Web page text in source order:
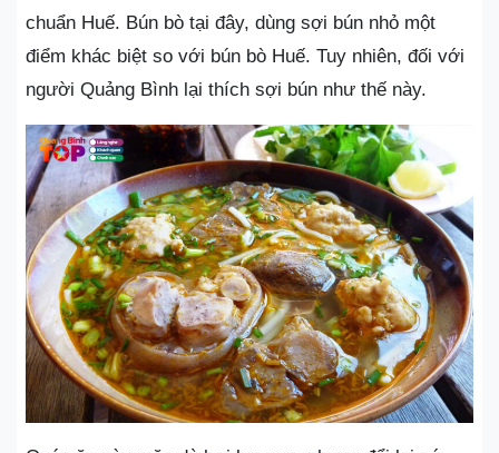
chuẩn Huế. Bún bò tại đây, dùng sợi bún nhỏ một
điểm khác biệt so với bún bò Huế. Tuy nhiên, đối với
người Quảng Bình lại thích sợi bún như thế này.